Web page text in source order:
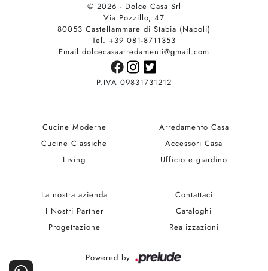
© 2026 - Dolce Casa Srl
Via Pozzillo, 47
80053 Castellammare di Stabia (Napoli)
Tel. +39 081-8711353
Email dolcecasaarredamenti@gmail.com
P.IVA 09831731212
Cucine Moderne
Cucine Classiche
Living
Arredamento Casa
Accessori Casa
Ufficio e giardino
La nostra azienda
I Nostri Partner
Progettazione
Contattaci
Cataloghi
Realizzazioni
Powered by